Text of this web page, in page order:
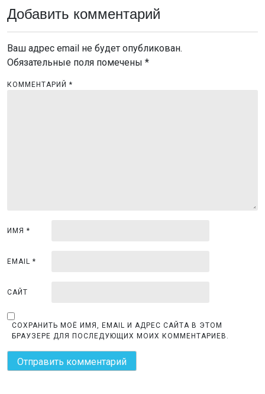
и
г
а
ц
и
м
Добавить комментарий
Ваш адрес email не будет опубликован.
Обязательные поля помечены *
КОММЕНТАРИЙ *
ИМЯ *
EMAIL *
САЙТ
СОХРАНИТЬ МОЁ ИМЯ, EMAIL И АДРЕС САЙТА В ЭТОМ
БРАУЗЕРЕ ДЛЯ ПОСЛЕДУЮЩИХ МОИХ КОММЕНТАРИЕВ.